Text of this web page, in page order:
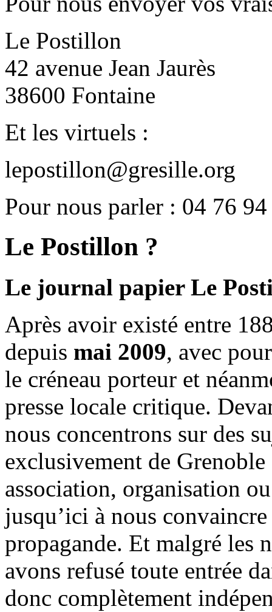
Le Postillon
42 avenue Jean Jaurès
38600 Fontaine
Et les virtuels :
lepostillon@gresille.org
Pour nous parler : 04 76
Le Postillon ?
Le journal papier Le
Après avoir existé entre
depuis mai 2009, avec
le créneau porteur et
presse locale critique.
nous concentrons sur des
exclusivement de
association, organisation
jusqu’ici à nous
propagande. Et malgré les
avons refusé toute entrée
donc complètement